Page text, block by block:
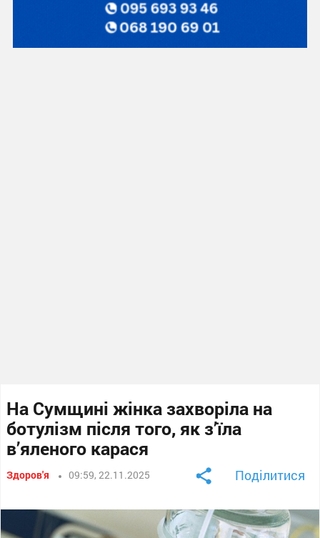
На Сумщині жінка захворіла на
ботулізм після того, як з’їла
в’яленого карася
Здоров'я 09:59, 22.11.2025 Поділитися